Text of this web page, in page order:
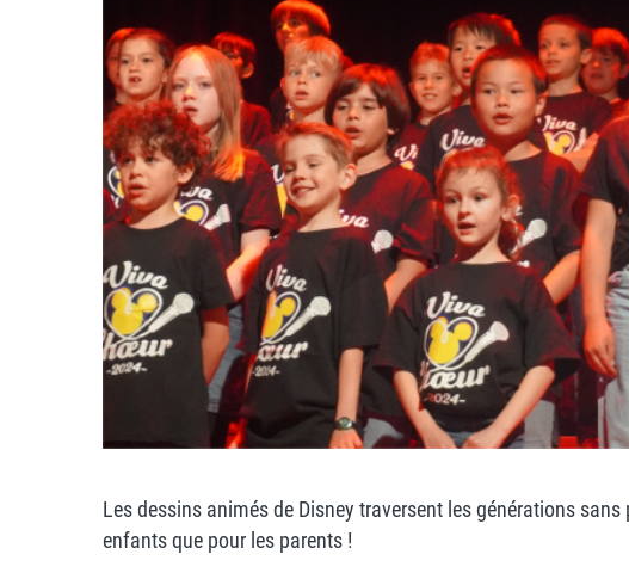
Les dessins animés de Disney traversent les générations
enfants que pour les parents !